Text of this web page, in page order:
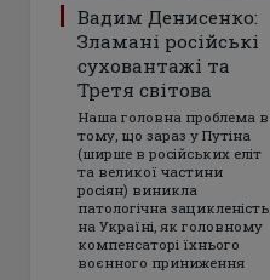
Вадим Денисенко:
Зламані російські
суховантажі та
Третя світова
Наша головна проблема в
тому, що зараз у Путіна
(ширше в російських еліт
та великої частини
росіян) виникла
патологічна зацикленість
на Україні, як головному
компенсаторі їхнього
воєнного приниження